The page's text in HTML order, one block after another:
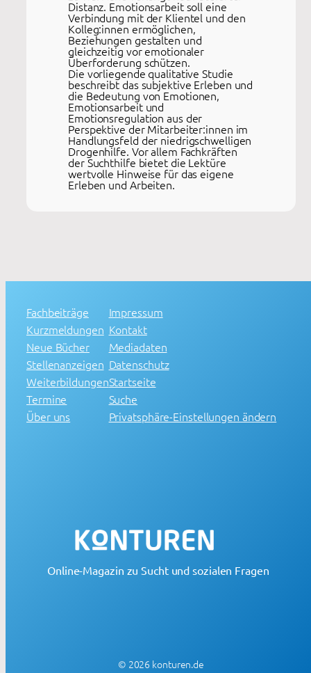
Distanz. Emotionsarbeit soll eine
Verbindung mit der Klientel und den
Kolleg:innen ermöglichen,
Beziehungen gestalten und
gleichzeitig vor emotionaler
Überforderung schützen.
Die vorliegende qualitative Studie
beschreibt das subjektive Erleben und
die Bedeutung von Emotionen,
Emotionsarbeit und
Emotionsregulation aus der
Perspektive der Mitarbeiter:innen im
Handlungsfeld der niedrigschwelligen
Drogenhilfe. Vor allem Fachkräften
der Suchthilfe bietet die Lektüre
wertvolle Hinweise für das eigene
Erleben und Arbeiten.
Fachbeiträge
Kurzmeldungen
Neue Bücher
Stellenanzeigen
Weiterbildungen
Termine
Über uns
Impressum
Kontakt
Mediadaten
Datenschutz
Startseite
Suche
Privatsphäre-Einstellungen ändern
Online-Magazin zu Sucht und sozialen Fragen
© 2026 konturen.de